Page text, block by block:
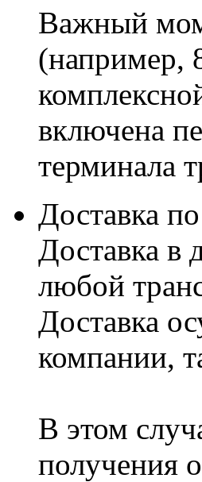
Важный
(например,
включена
терминала
Доставка
Доставка в
любой
Доставка
компании,
В этом
получения